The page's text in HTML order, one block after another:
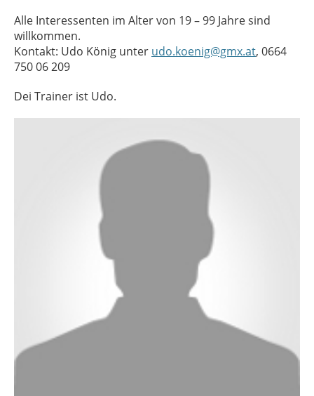
Alle Interessenten im Alter von 19 – 99 Jahre sind
willkommen.
Kontakt: Udo König unter udo.koenig@gmx.at, 0664
750 06 209
Dei Trainer ist Udo.